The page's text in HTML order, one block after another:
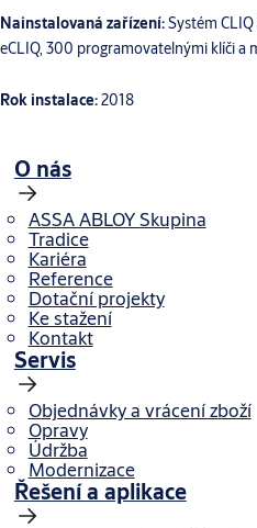
Nainstalovaná zařízení:Systém
eCLIQ, 300 programovatelnými klíči a
Rok instalace:2018
O nás
ASSA ABLOY Skupina
Tradice
Kariéra
Reference
Dotační projekty
Ke stažení
Kontakt
Servis
Objednávky a vrácení zboží
Opravy
Údržba
Modernizace
Řešení a aplikace